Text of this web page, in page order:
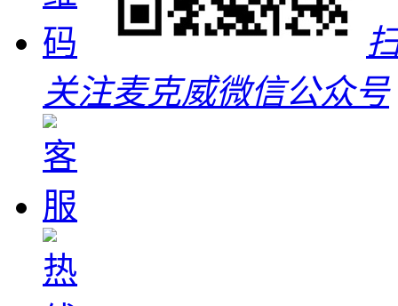
关注麦克威微信公众号